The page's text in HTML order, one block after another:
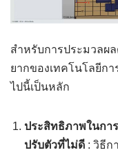
สำหรับการประมวลผ
ยากของเทคโนโลยีกา
ไปนี้เป็นหลัก
ประสิทธิภาพในกา
ปรับตัวที่ไม่ดี : วิธีก